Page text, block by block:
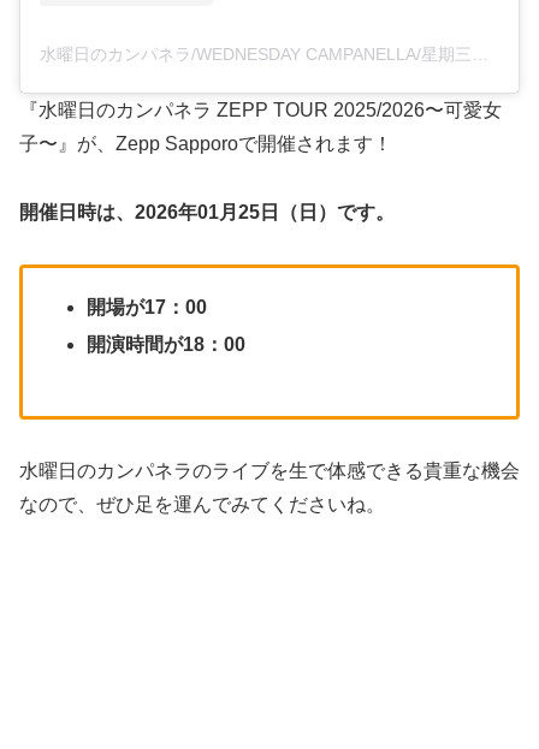
『水曜日のカンパネラ ZEPP TOUR 2025/2026〜可愛女
子〜』が、Zepp Sapporoで開催されます！
開催日時は、2026年01月25日（日）です。
開場が17：00
開演時間が18：00
水曜日のカンパネラのライブを生で体感できる貴重な機会
なので、ぜひ足を運んでみてくださいね。